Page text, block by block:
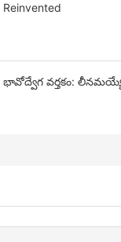
Reinvented
భావోద్వేగ వర్తకం: